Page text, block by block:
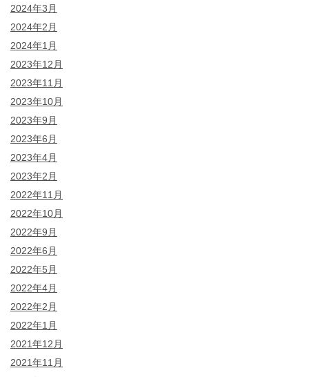
2024年3月
2024年2月
2024年1月
2023年12月
2023年11月
2023年10月
2023年9月
2023年6月
2023年4月
2023年2月
2022年11月
2022年10月
2022年9月
2022年6月
2022年5月
2022年4月
2022年2月
2022年1月
2021年12月
2021年11月